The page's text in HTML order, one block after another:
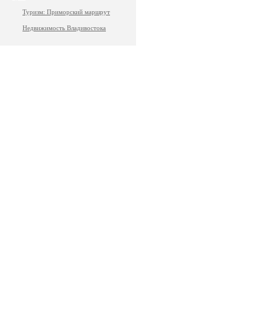
Туризм: Приморский маршрут
Недвижимость Владивостока